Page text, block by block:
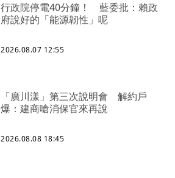
行政院停電40分鐘！ 藍委批：賴政
府說好的「能源韌性」呢
2026.08.07 12:55
「廣川漾」第三次說明會 解約戶
爆：建商嗆消保官來再說
2026.08.08 18:45